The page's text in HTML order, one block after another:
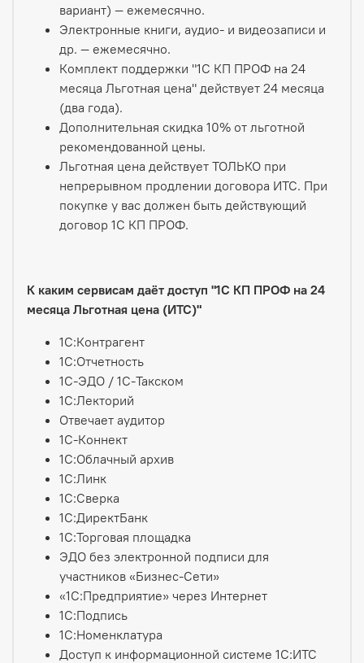
вариант) — ежемесячно.
Электронные книги, аудио- и видеозаписи и
др. — ежемесячно.
Комплект поддержки "1С КП ПРОФ на 24
месяца Льготная цена" действует 24 месяца
(два года).
Дополнительная скидка 10% от льготной
рекомендованной цены.
Льготная цена действует ТОЛЬКО при
непрерывном продлении договора ИТС. При
покупке у вас должен быть действующий
договор 1С КП ПРОФ.
К каким сервисам даёт доступ "1С КП ПРОФ на 24
месяца Льготная цена (ИТС)"
1С:Контрагент
1С:Отчетность
1С-ЭДО / 1С-Такском
1С:Лекторий
Отвечает аудитор
1С-Коннект
1С:Облачный архив
1С:Линк
1С:Сверка
1С:ДиректБанк
1С:Торговая площадка
ЭДО без электронной подписи для
участников «Бизнес-Сети»
«1С:Предприятие» через Интернет
1С:Подпись
1С:Номенклатура
Доступ к информационной системе 1С:ИТС